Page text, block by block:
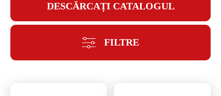
DESCĂRCAȚI CATALOGUL
FILTRE